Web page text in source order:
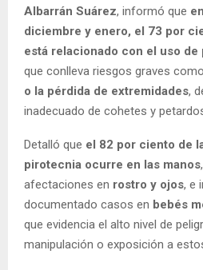
Albarrán Suárez, informó que
diciembre y enero, el 73 por
está relacionado con el uso
que conlleva riesgos graves como
o la pérdida de extremidades,
inadecuado de cohetes y
Detalló que el 82 por ciento de
pirotecnia ocurre en las manos
afectaciones en rostro y ojos, e
documentado casos en bebés
que evidencia el alto nivel de
manipulación o exposición a